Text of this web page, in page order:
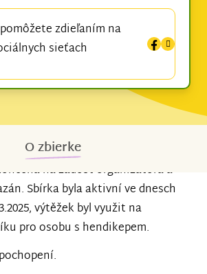
zdieľaním na
sieťach
O zbierke
na žádost organizátora a
Sbírka byla aktivní ve dnesch
výtěžek byl využit na
pro osobu s hendikepem.